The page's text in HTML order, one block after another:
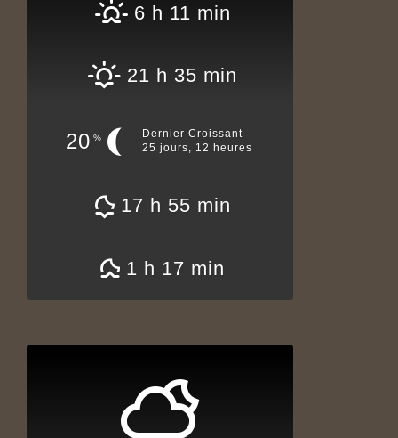
6 h 11 min
21 h 35 min
20 %
Dernier Croissant
25 jours, 12 heures
17 h 55 min
1 h 17 min